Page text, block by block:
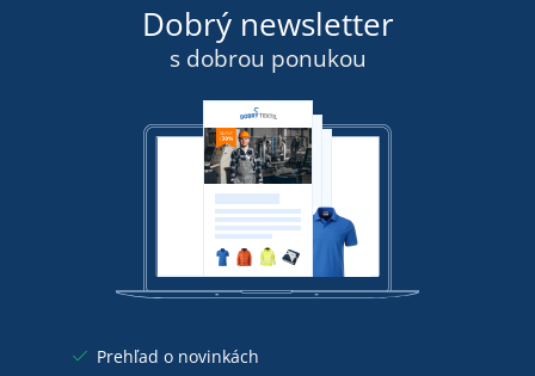
Dobrý newsletter
s dobrou ponukou
Prehľad o novinkách